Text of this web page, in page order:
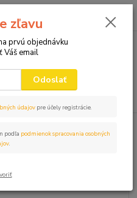
0,00 EUR
znak
zľavu
prvú objednávku
Váš email
Odoslať
údajov pre účely registrácie.
podľa podmienok spracovania osobných
.